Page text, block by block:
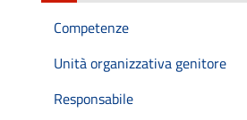
Competenze
Unità organizzativa genitore
Responsabile